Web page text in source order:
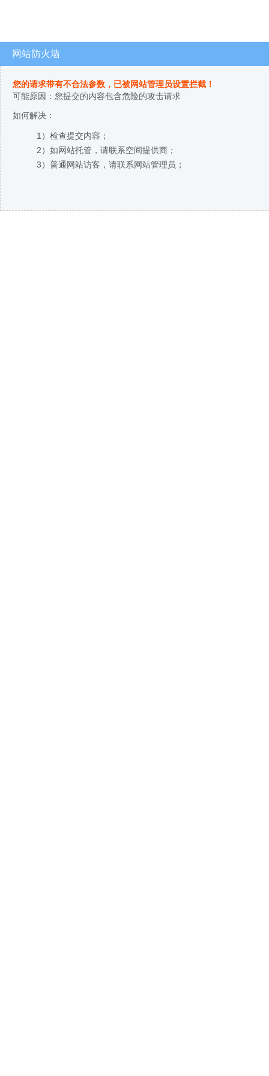
网站防火墙
您的请求带有不合法参数，已被网站管理员设置拦截！
可能原因：您提交的内容包含危险的攻击请求
如何解决：
1）检查提交内容；
2）如网站托管，请联系空间提供商；
3）普通网站访客，请联系网站管理员；